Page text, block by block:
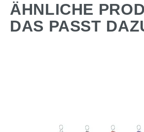
ÄHNLICHE
DAS PASST